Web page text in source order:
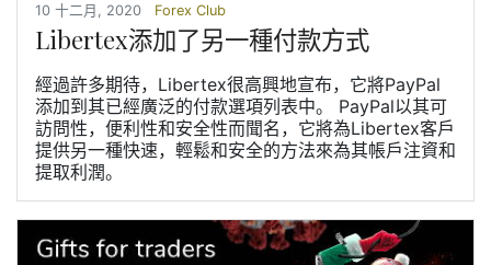
10 十二月, 2020 Forex Club
Libertex添加了另一種付款方式
經過許多期待，Libertex很高興地宣布，它將PayPal
添加到其已經廣泛的付款選項列表中。 PayPal以其可
訪問性，便利性和安全性而聞名，它將為Libe​​rtex客戶
提供另一種快速，輕鬆和安全的方法來為其帳戶注資和
提取利潤。